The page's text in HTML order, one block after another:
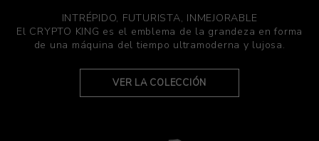
INTRÉPIDO, FUTURISTA, INMEJORABLE
El CRYPTO KING es el emblema de la grandeza en forma
de una máquina del tiempo ultramoderna y lujosa.
VER LA COLECCIÓN